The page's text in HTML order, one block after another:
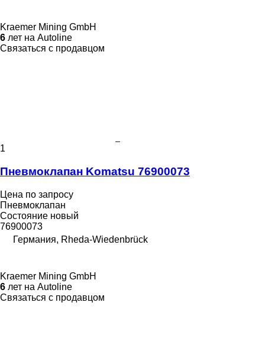
Kraemer Mining GmbH
6 лет на Autoline
Связаться с продавцом
1
Пневмоклапан Komatsu 76900073
Цена по запросу
Пневмоклапан
Состояние новый
76900073
Германия, Rheda-Wiedenbrück
Kraemer Mining GmbH
6 лет на Autoline
Связаться с продавцом